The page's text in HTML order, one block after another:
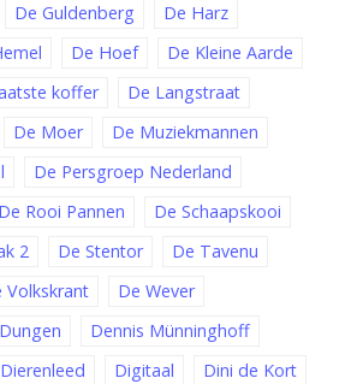
De Guldenberg
De Harz
De Hoef
De Kleine Aarde
koffer
De Langstraat
De Moer
De Muziekmannen
De Persgroep Nederland
De Rooi Pannen
De Schaapskooi
2 De Stentor
De Tavenu
Volkskrant
De Wever
Dennis Münninghoff
Dierenleed Digitaal
Dini de Kort